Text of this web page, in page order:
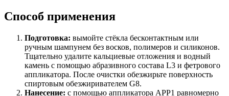
Способ применения
Подготовка: вымойте стёкла бесконтактным или
ручным шампунем без восков, полимеров и силиконов.
Тщательно удалите кальциевые отложения и водный
камень с помощью абразивного состава L3 и фетрового
аппликатора. После очистки обезжирьте поверхность
спиртовым обезжиривателем G8.
Нанесение: с помощью аппликатора APP1 равномерно